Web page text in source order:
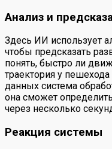
Анализ и
Здесь ИИ использует
чтобы предсказать
понять, быстро ли
траектория у
данных система
она сможет
через несколько
Реакция системы